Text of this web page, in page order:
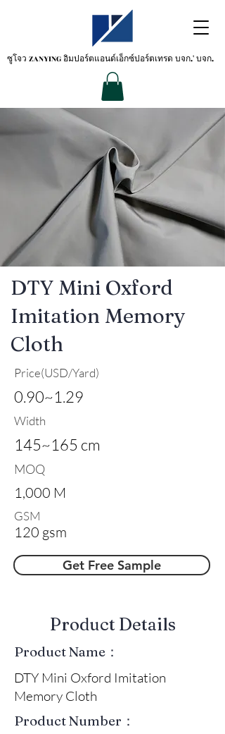
ซูโจว ZANYINGอิมปอร์ตแอนด์เอ็กซ์ปอร์ตเทรด บจก.' บจก.
DTY Mini Oxford
Imitation Memory
Cloth
Price(USD/Yard)
0.90~1.29
Width
145~165 cm
MOQ
1,000 M
GSM
120 gsm
Get Free Sample
​Product Details
Product Name：
DTY Mini Oxford Imitation
Memory Cloth
Product Number：